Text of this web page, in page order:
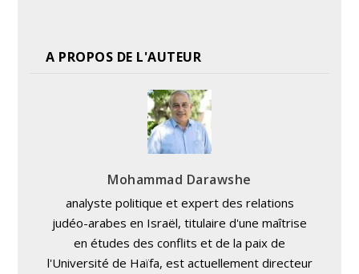
A PROPOS DE L'AUTEUR
Mohammad Darawshe
analyste politique et expert des relations
judéo-arabes en Israël, titulaire d'une maîtrise
en études des conflits et de la paix de
l'Université de Haïfa, est actuellement directeur